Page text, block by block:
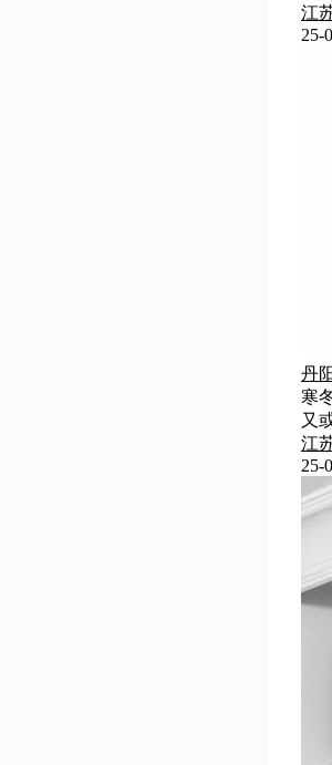
江
25-
丹
寒
又
江
25-